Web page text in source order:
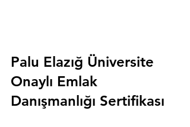
Palu Elazığ Üniversite
Onaylı Emlak
Danışmanlığı Sertifikası